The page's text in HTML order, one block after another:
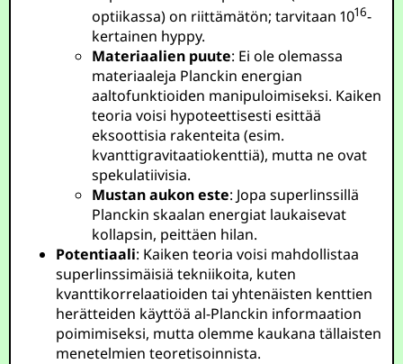
optiikassa) on riittämätön; tarvitaan1016-
kertainen hyppy.
Materiaalien puute: Ei ole olemassa
materiaaleja Planckin energian
aaltofunktioiden manipuloimiseksi. Kaiken
teoria voisi hypoteettisesti esittää
eksoottisia rakenteita (esim.
kvanttigravitaatiokenttiä), mutta ne ovat
spekulatiivisia.
Mustan aukon este: Jopa superlinssillä
Planckin skaalan energiat laukaisevat
kollapsin, peittäen hilan.
Potentiaali: Kaiken teoria voisi mahdollistaa
superlinssimäisiä tekniikoita, kuten
kvanttikorrelaatioiden tai yhtenäisten kenttien
herätteiden käyttöä al-Planckin informaation
poimimiseksi, mutta olemme kaukana tällaisten
menetelmien teoretisoinnista.